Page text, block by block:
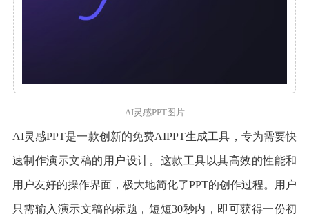
AI灵感PPT图片
AI灵感PPT是一款创新的免费AIPPT生成工具，专为需要快
速制作演示文稿的用户设计。这款工具以其高效的性能和
用户友好的操作界面，极大地简化了PPT的创作过程。用户
只需输入演示文稿的标题，短短30秒内，即可获得一份初